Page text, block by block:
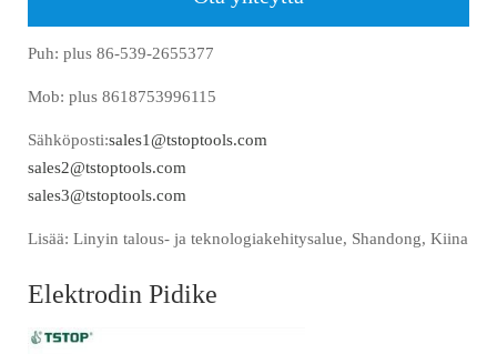
Puh: plus 86-539-2655377
Mob: plus 8618753996115
Sähköposti:sales1@tstoptools.com
sales2@tstoptools.com
sales3@tstoptools.com
Lisää: Linyin talous- ja teknologiakehitysalue, Shandong, Kiina
Elektrodin Pidike